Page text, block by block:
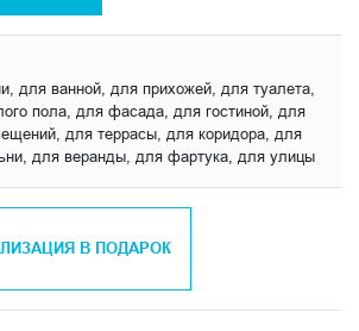
для ванной, для прихожей, для туалета,
пола, для фасада, для гостиной, для
для террасы, для коридора, для
для веранды, для фартука, для улицы
В ПОДАРОК